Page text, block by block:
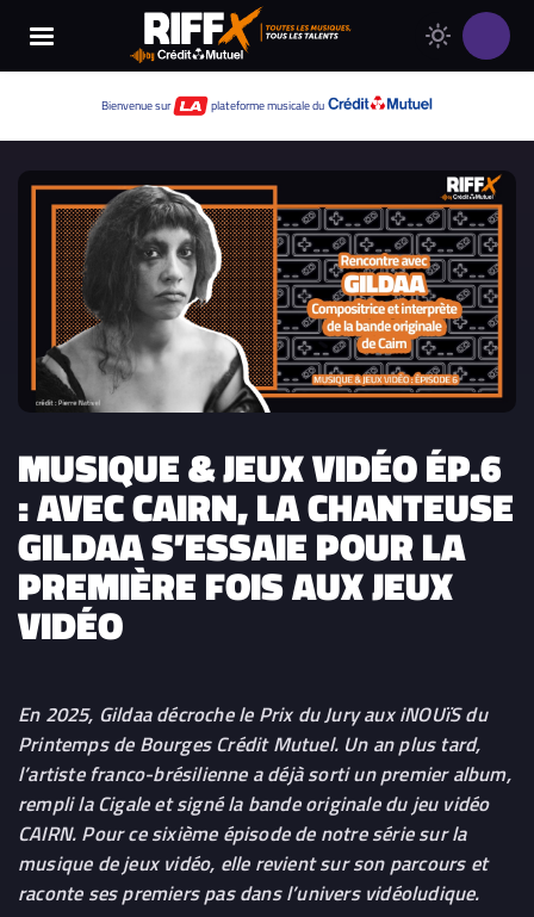
Bienvenue sur plateforme musicale du
Changer
de
RIFFX
Thème
clair
MUSIQUE & JEUX VIDÉO ÉP.6
: AVEC CAIRN, LA CHANTEUSE
GILDAA S’ESSAIE POUR LA
PREMIÈRE FOIS AUX JEUX
VIDÉO
En 2025, Gildaa décroche le Prix du Jury aux iNOUïS du
Printemps de Bourges Crédit Mutuel. Un an plus tard,
l’artiste franco-brésilienne a déjà sorti un premier album,
rempli la Cigale et signé la bande originale du jeu vidéo
CAIRN. Pour ce sixième épisode de notre série sur la
musique de jeux vidéo, elle revient sur son parcours et
raconte ses premiers pas dans l’univers vidéoludique.